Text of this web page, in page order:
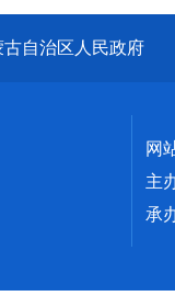
古自治区人民政府
网
主
承